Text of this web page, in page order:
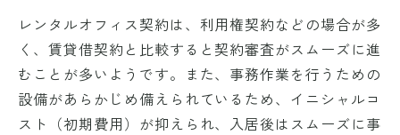
レンタルオフィス契約は、利用権契約などの場合が多
く、賃貸借契約と比較すると契約審査がスムーズに進
むことが多いようです。また、事務作業を行うための
設備があらかじめ備えられているため、イニシャルコ
スト（初期費用）が抑えられ、入居後はスムーズに事